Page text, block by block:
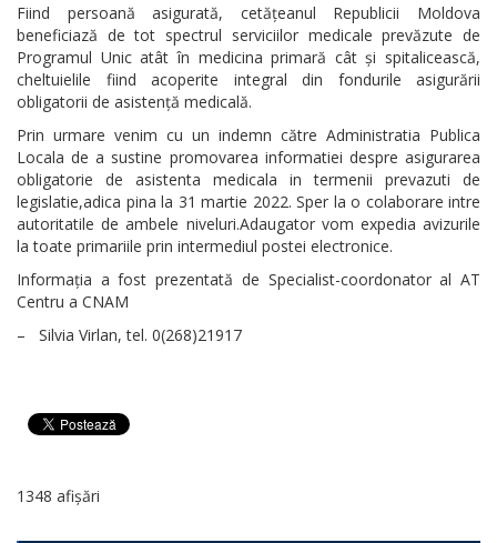
Fiind persoană asigurată, cetățeanul Republicii Moldova
beneficiază de tot spectrul serviciilor medicale prevăzute de
Programul Unic atât în medicina primară cât și spitalicească,
cheltuielile fiind acoperite integral din fondurile asigurării
obligatorii de asistență medicală.
Prin urmare venim cu un indemn către Administratia Publica
Locala de a sustine promovarea informatiei despre asigurarea
obligatorie de asistenta medicala in termenii prevazuti de
legislatie,adica pina la 31 martie 2022. Sper la o colaborare intre
autoritatile de ambele niveluri.Adaugator vom expedia avizurile
la toate primariile prin intermediul postei electronice.
Informația a fost prezentată de Specialist-coordonator al AT
Centru a CNAM
– Silvia Virlan, tel. 0(268)21917
1348 afișări